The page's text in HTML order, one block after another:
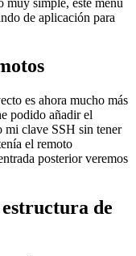
de aplicación para
es ahora mucho más
podido añadir el
mi clave SSH sin tener
el remoto
posterior veremos
de